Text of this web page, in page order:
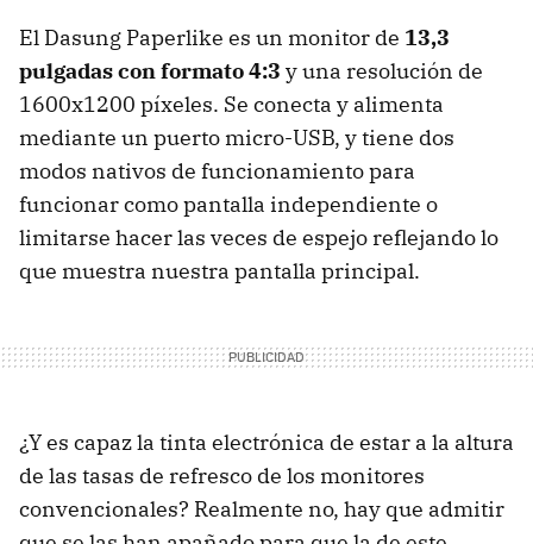
El Dasung Paperlike es un monitor de 13,3
pulgadas con formato 4:3 y una resolución de
1600x1200 píxeles. Se conecta y alimenta
mediante un puerto micro-USB, y tiene dos
modos nativos de funcionamiento para
funcionar como pantalla independiente o
limitarse hacer las veces de espejo reflejando lo
que muestra nuestra pantalla principal.
¿Y es capaz la tinta electrónica de estar a la altura
de las tasas de refresco de los monitores
convencionales? Realmente no, hay que admitir